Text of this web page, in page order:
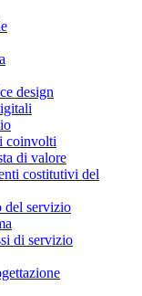
design
coinvolti
di valore
costitutivi del
del servizio
di servizio